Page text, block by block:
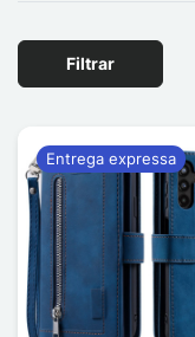
Filtrar
Entrega expressa